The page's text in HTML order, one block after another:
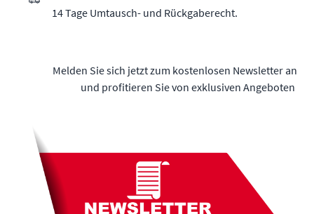
14 Tage Umtausch- und Rückgaberecht.
Melden Sie sich jetzt zum kostenlosen Newsletter an
und profitieren Sie von exklusiven Angeboten